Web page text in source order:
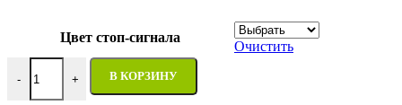
Цвет стоп-сигнала
Очистить
-
Количество товара Стоп-сигнал на мотоцикл BMW K1200S/
+ В КОРЗИНУ